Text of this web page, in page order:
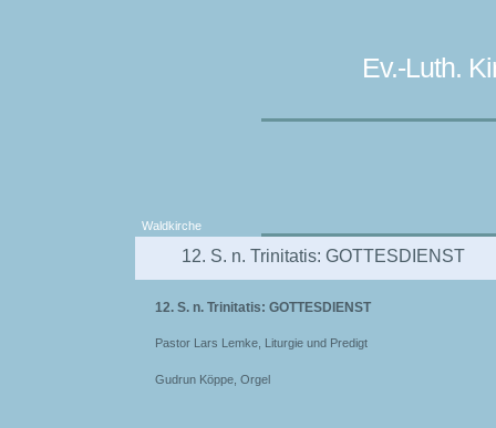
Ev.-Luth.
Waldkirche
12. S. n. Trinitatis: GOTTESDIENST
12. S. n. Trinitatis: GOTTESDIENST
Pastor Lars Lemke, Liturgie und Predigt
Gudrun Köppe, Orgel